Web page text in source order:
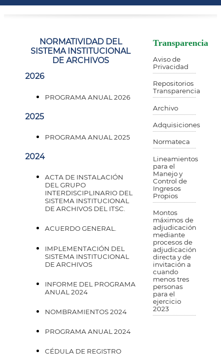
NORMATIVIDAD DEL
SISTEMA INSTITUCIONAL
DE ARCHIVOS
2026
PROGRAMA ANUAL 2026
2025
PROGRAMA ANUAL 2025
2024
ACTA DE INSTALACIÓN
DEL GRUPO
INTERDISCIPLINARIO DEL
SISTEMA INSTITUCIONAL
DE ARCHIVOS DEL ITSC.
ACUERDO GENERAL.
IMPLEMENTACIÓN DEL
SISTEMA INSTITUCIONAL
DE ARCHIVOS
INFORME DEL PROGRAMA
ANUAL 2024
NOMBRAMIENTOS 2024
PROGRAMA ANUAL 2024
CÉDULA DE REGISTRO
Transparencia
Aviso de
Privacidad
Repositorios
Transparencia
Archivo
Adquisiciones
Normateca
Lineamientos
para el
Manejo y
Control de
Ingresos
Propios
Montos
máximos de
adjudicación
mediante
procesos de
adjudicación
directa y de
invitación a
cuando
menos tres
personas
para el
ejercicio
2023